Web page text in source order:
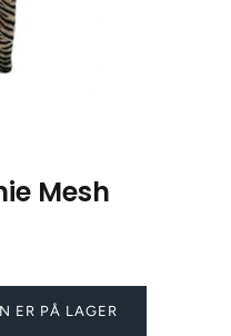
Mesh
ER PÅ LAGER